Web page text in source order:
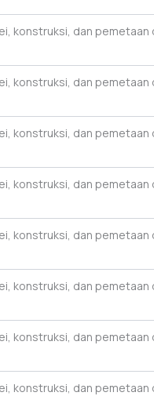
konstruksi, dan pemetaan
konstruksi, dan pemetaan
konstruksi, dan pemetaan
konstruksi, dan pemetaan
konstruksi, dan pemetaan
konstruksi, dan pemetaan
konstruksi, dan pemetaan
konstruksi, dan pemetaan